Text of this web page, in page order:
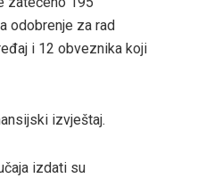
odobrenje za rad
i 12 obveznika koji
izvještaj.
izdati su